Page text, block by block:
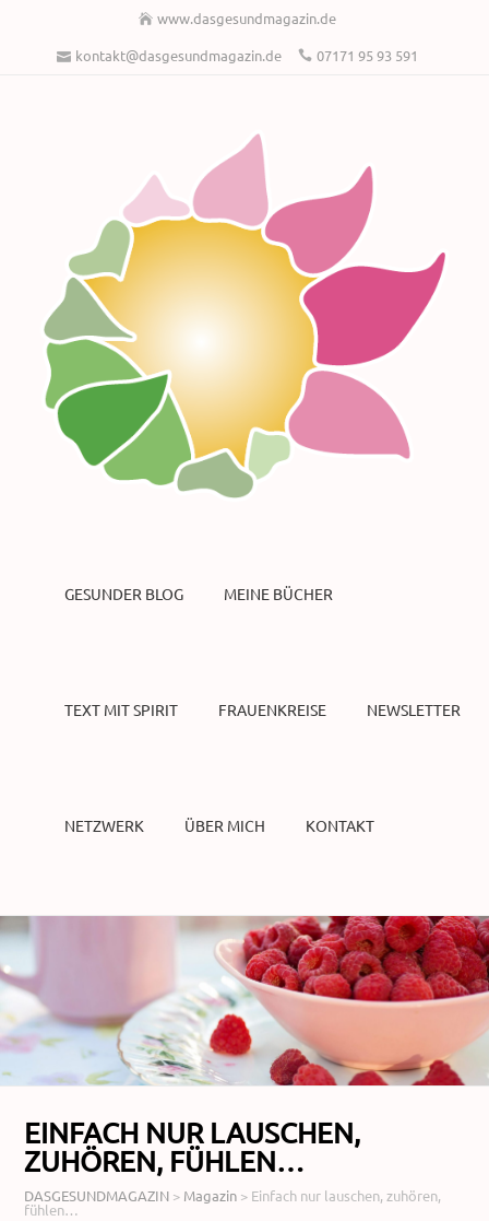
www.dasgesundmagazin.de
kontakt@dasgesundmagazin.de
07171 95 93 591
GESUNDER BLOG MEINE BÜCHER
TEXT MIT SPIRIT FRAUENKREISE NEWSLETTER
NETZWERK ÜBER MICH KONTAKT
EINFACH NUR LAUSCHEN,
ZUHÖREN, FÜHLEN…
DASGESUNDMAGAZIN > Magazin > Einfach nur lauschen, zuhören,
fühlen…